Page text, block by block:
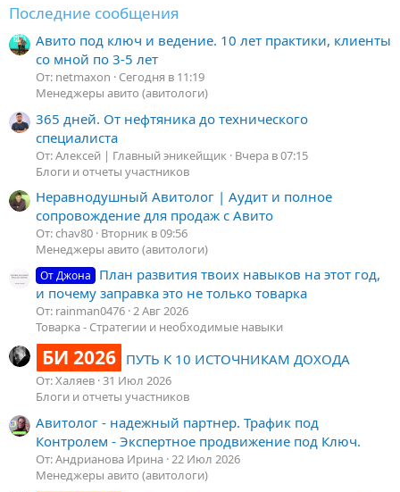
Последние сообщения
Авито под ключ и ведение. 10 лет практики, клиенты
со мной по 3-5 лет
От: netmaxon
Сегодня в 11:19
Менеджеры авито (авитологи)
365 дней. От нефтяника до технического
специалиста
От: Алексей | Главный эникейщик
Вчера в 07:15
Блоги и отчеты участников
Неравнодушный Авитолог | Аудит и полное
сопровождение для продаж с Авито
От: chav80 Вторник в 09:56
Менеджеры авито (авитологи)
От Джона
План развития твоих навыков на этот год,
и почему заправка это не только товарка
От: rainman0476 2 Авг 2026
Товарка - Стратегии и необходимые навыки
БИ 2026 ПУТЬ К 10 ИСТОЧНИКАМ ДОХОДА
От: Халяев 31 Июл 2026
Блоги и отчеты участников
Авитолог - надежный партнер. Трафик под
Контролем - Экспертное продвижение под Ключ.
От: Андрианова Ирина 22 Июл 2026
Менеджеры авито (авитологи)